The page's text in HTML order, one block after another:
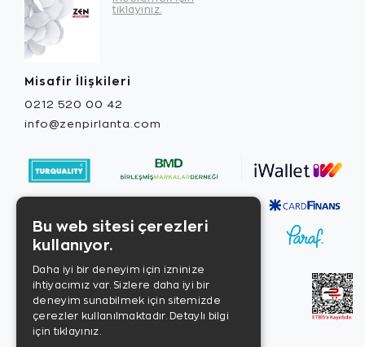
tıklayınız.
Misafir İlişkileri
0212 520 00 42
info@zenpirlanta.com
Bu web sitesi çerezleri
kullanıyor.
Daha iyi bir deneyim için izninize
ihtiyacımız var. Sizlere daha iyi bir
deneyim sunabilmek için sitemizde
çerezler kullanılmaktadır. Detaylı bilgi
için tıklayınız.